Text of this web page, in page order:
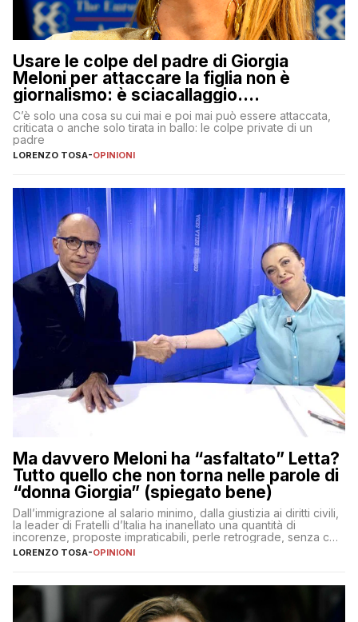
Usare le colpe del padre di Giorgia
Meloni per attaccare la figlia non è
giornalismo: è sciacallaggio.
Dimostriamo di essere diversi
C’è solo una cosa su cui mai e poi mai può essere attaccata,
criticata o anche solo tirata in ballo: le colpe private di un
padre
LORENZO TOSA-OPINIONI
Ma davvero Meloni ha “asfaltato” Letta?
Tutto quello che non torna nelle parole di
“donna Giorgia” (spiegato bene)
Dall’immigrazione al salario minimo, dalla giustizia ai diritti civili,
la leader di Fratelli d’Italia ha inanellato una quantità di
incorenze, proposte impraticabili, perle retrograde, senza che
nessuno – a destra come a sinistra – glielo abbia fatto notare
LORENZO TOSA-OPINIONI